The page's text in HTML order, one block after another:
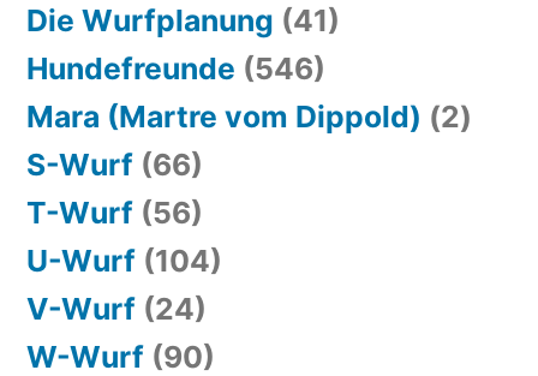
Die Wurfplanung (41)
Hundefreunde (546)
Mara (Martre vom Dippold) (2)
S-Wurf (66)
T-Wurf (56)
U-Wurf (104)
V-Wurf (24)
W-Wurf (90)